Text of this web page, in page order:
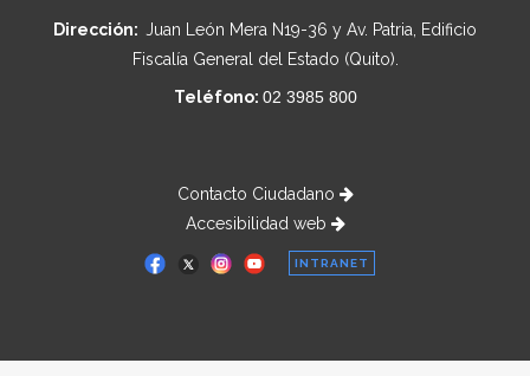
Dirección: Juan León Mera N19-36 y Av. Patria, Edificio
Fiscalía General del Estado (Quito).
Teléfono: 02 3985 800
Contacto Ciudadano
Accesibilidad web
INTRANET